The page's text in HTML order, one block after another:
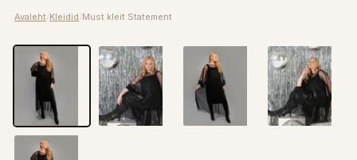
Avaleht/Kleidid/Must kleit Statement